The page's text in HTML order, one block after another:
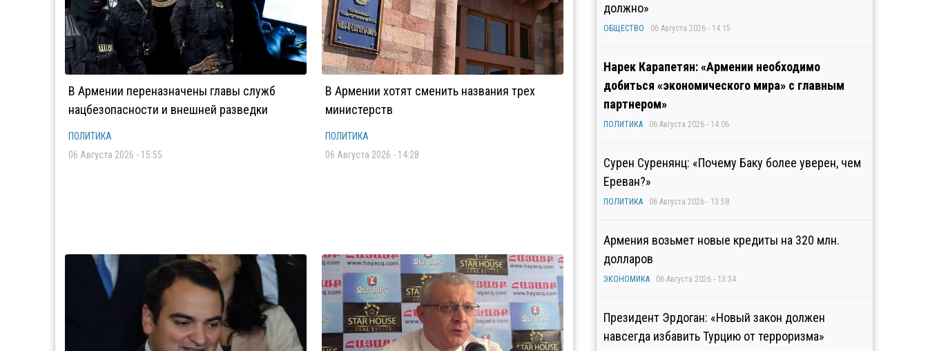
В Армении переназначены главы служб
нацбезопасности и внешней разведки
ПОЛИТИКА
06 Августа 2026 - 15:55
В Армении хотят сменить названия трех
министерств
ПОЛИТИКА
06 Августа 2026 - 14:28
должно»
ОБЩЕСТВО 06 Августа 2026 - 14:15
Нарек Карапетян: «Армении необходимо
добиться «экономического мира» с главным
партнером»
ПОЛИТИКА 06 Августа 2026 - 14:06
Сурен Суренянц: «Почему Баку более уверен, чем
Ереван?»
ПОЛИТИКА 06 Августа 2026 - 13:58
Армения возьмет новые кредиты на 320 млн.
долларов
ЭКОНОМИКА 06 Августа 2026 - 13:34
Президент Эрдоган: «Новый закон должен
навсегда избавить Турцию от терроризма»